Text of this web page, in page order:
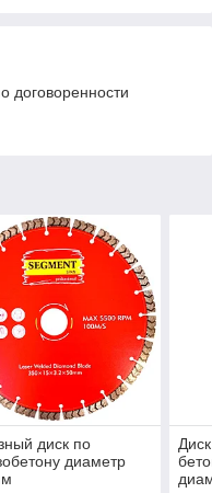
договоренности
диск по
диаметр